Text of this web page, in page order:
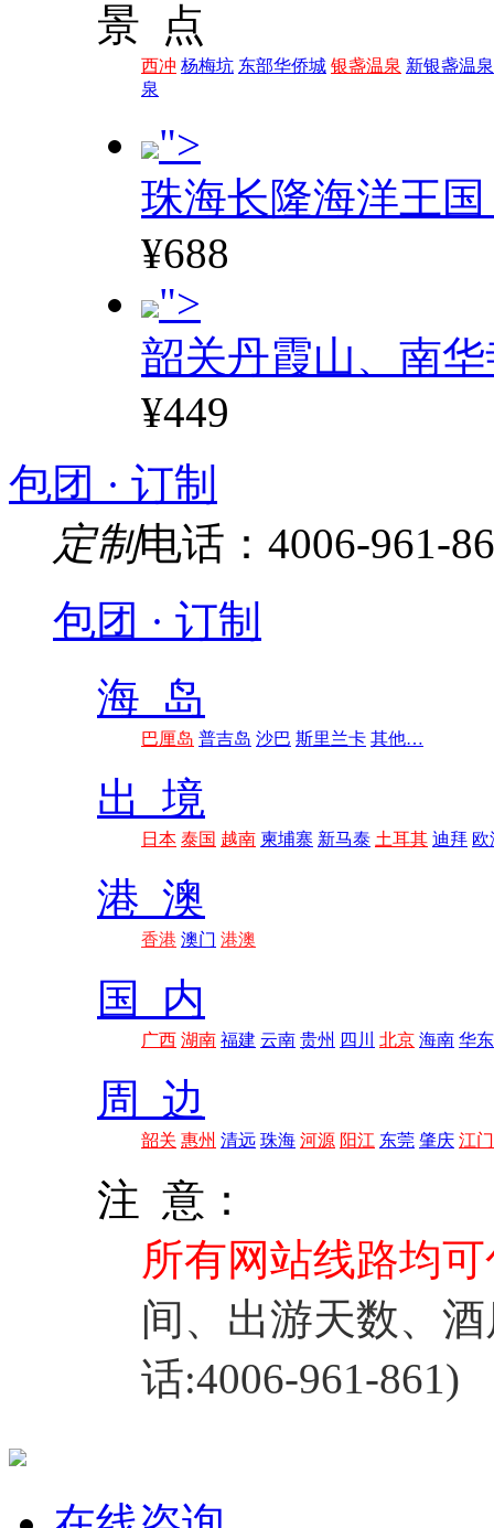
景 点
西冲 杨梅坑 东部华侨城 银盏温泉 新银盏温泉
泉
">
珠海长隆海洋王
¥688
">
韶关丹霞山、南
¥449
包团 · 订制
定制电话：4006-961-
包团 · 订制
海 岛
巴厘岛 普吉岛 沙巴 斯里兰卡 其他…
出 境
日本 泰国 越南 柬埔寨 新马泰 土耳其 迪拜 欧
港 澳
香港 澳门 港澳
国 内
广西 湖南 福建 云南 贵州 四川 北京 海南 华东
周 边
韶关 惠州 清远 珠海 河源 阳江 东莞 肇庆 江门
注 意：
所有网站线路均
间、出游天数、
话:4006-961-861)